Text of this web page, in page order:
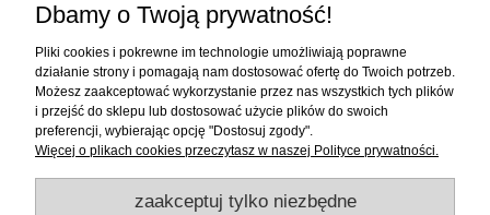
Zakupy
Pomoc
Moje konto
Informacje
Dbamy o Twoją prywatność!
Pliki cookies i pokrewne im technologie umożliwiają poprawne
działanie strony i pomagają nam dostosować ofertę do Twoich potrzeb.
Możesz zaakceptować wykorzystanie przez nas wszystkich tych plików
i przejść do sklepu lub dostosować użycie plików do swoich
preferencji, wybierając opcję "Dostosuj zgody".
Więcej o plikach cookies przeczytasz w naszej Polityce prywatności.
zaakceptuj tylko niezbędne